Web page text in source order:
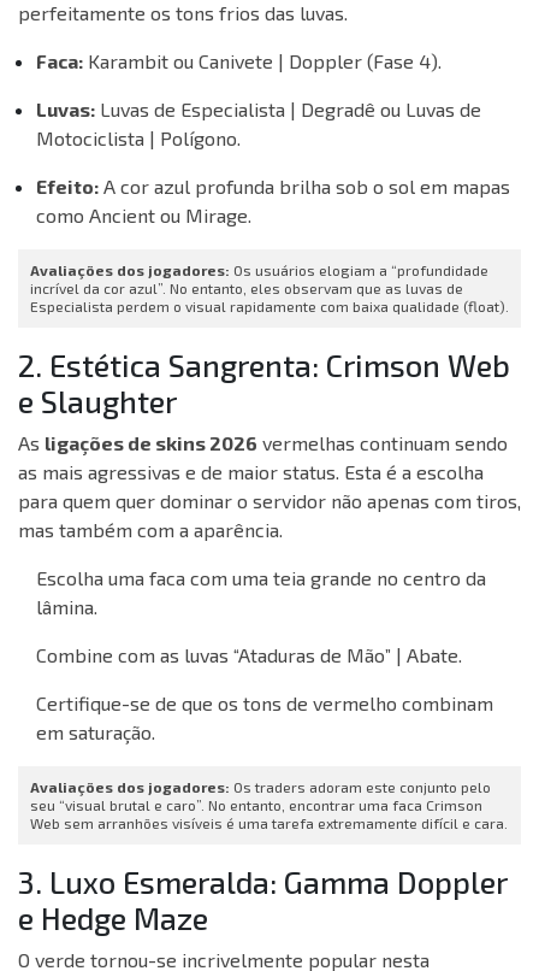
perfeitamente os tons frios das luvas.
Faca: Karambit ou Canivete | Doppler (Fase 4).
Luvas: Luvas de Especialista | Degradê ou Luvas de
Motociclista | Polígono.
Efeito: A cor azul profunda brilha sob o sol em mapas
como Ancient ou Mirage.
Avaliações dos jogadores: Os usuários elogiam a “profundidade
incrível da cor azul”. No entanto, eles observam que as luvas de
Especialista perdem o visual rapidamente com baixa qualidade (float).
2. Estética Sangrenta: Crimson Web
e Slaughter
As ligações de skins 2026 vermelhas continuam sendo
as mais agressivas e de maior status. Esta é a escolha
para quem quer dominar o servidor não apenas com tiros,
mas também com a aparência.
Escolha uma faca com uma teia grande no centro da
lâmina.
Combine com as luvas “Ataduras de Mão” | Abate.
Certifique-se de que os tons de vermelho combinam
em saturação.
Avaliações dos jogadores: Os traders adoram este conjunto pelo
seu “visual brutal e caro”. No entanto, encontrar uma faca Crimson
Web sem arranhões visíveis é uma tarefa extremamente difícil e cara.
3. Luxo Esmeralda: Gamma Doppler
e Hedge Maze
O verde tornou-se incrivelmente popular nesta